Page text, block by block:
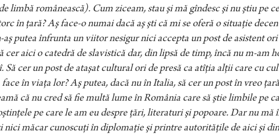
limbă românească). Cum ziceam, stau şi mă gîndesc şi nu ştiu pe
în ţară? Aş face-o numai dacă aş şti că mi se oferă o situaţie
putea înfrunta un viitor nesigur nici accepta un post de asistent
cer aici o catedră de slavistică dar, din lipsă de timp, încă nu m-am
Să cer un post de ataşat cultural ori de presă ca atîţia alţii care cu
face în viaţa lor? Aş putea, dacă nu în Italia, să cer un post în vreo
că nu cred să fie multă lume în România care să ştie limbile pe
pe care le am eu despre ţări, literaturi şi popoare. Dar nu mă
nici măcar cunoscuţi în diplomaţie şi printre autorităţile de aici şi